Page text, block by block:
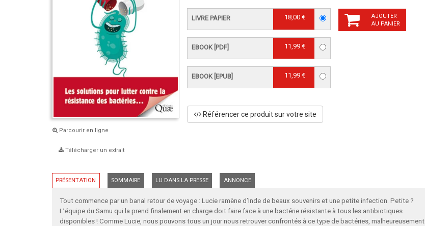
Parcourir en ligne
Télécharger un extrait
LIVRE PAPIER 18,00 €
EBOOK [PDF] 11,99 €
EBOOK [EPUB] 11,99 €
AJOUTER
AU PANIER
Référencer ce produit sur votre site
PRÉSENTATION SOMMAIRE LU DANS LA PRESSE ANNONCE
Tout commence par un banal retour de voyage : Lucie ramène d’Inde de beaux souvenirs et une petite infection. Petite ?
L’équipe du Samu qui la prend finalement en charge doit faire face à une bactérie résistante à tous les antibiotiques
disponibles ! Comme Lucie, nous pouvons tous un jour nous retrouver confrontés à ce type de bactéries, malheureusement